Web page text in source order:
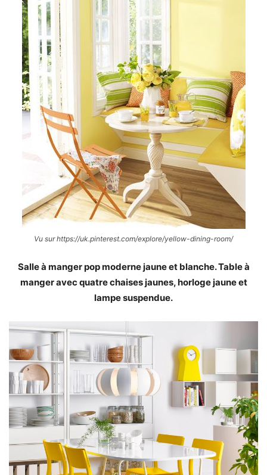
Vu sur https://uk.pinterest.com/explore/yellow-dining-room/
Salle à manger pop moderne jaune et blanche. Table à
manger avec quatre chaises jaunes, horloge jaune et
lampe suspendue.